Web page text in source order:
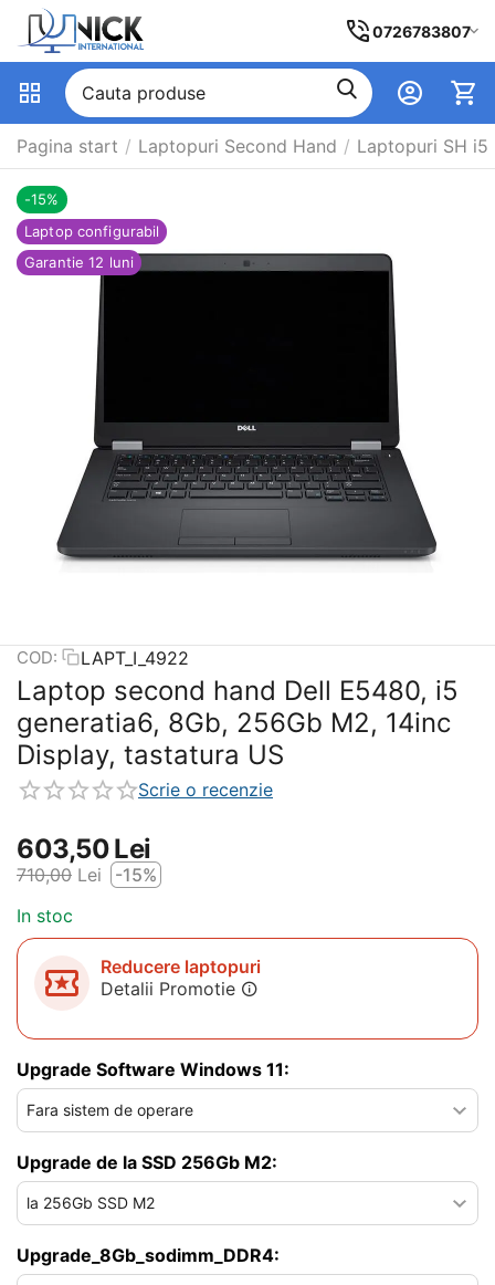
0726783807
Pagina start / Laptopuri Second Hand / Laptopuri SH i5
-15%
Laptop configurabil
Garantie 12 luni
COD: LAPT_I_4922
Laptop second hand Dell E5480, i5
generatia6, 8Gb, 256Gb M2, 14inc
Display, tastatura US
Scrie o recenzie
603,50Lei
710,00 Lei
-15%
In stoc
Reducere laptopuri
Detalii Promotie
Upgrade Software Windows 11:
Upgrade de la SSD 256Gb M2:
Upgrade_8Gb_sodimm_DDR4: